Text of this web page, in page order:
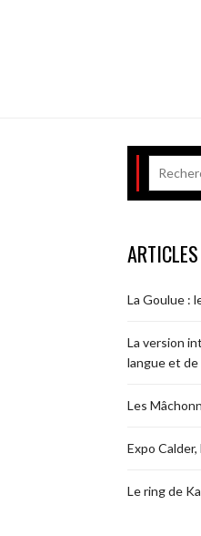
La Goulue :
La version
langue et de
Les
Expo
Le ring de